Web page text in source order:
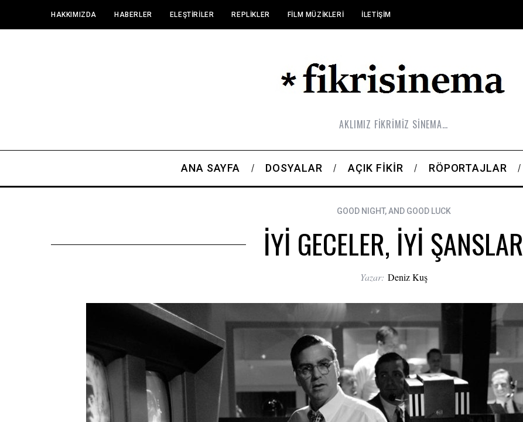
HAKKIMIZDA HABERLER ELEŞTIRILER REPLIKLER FILM MÜZIKLERI İLETIŞIM
AKLIMIZ FİKRİMİZ SİNEMA…
ANA SAYFA DOSYALAR AÇIK FIKIR RÖPORTAJLAR
GOOD NIGHT, AND GOOD LUCK
İYİ GECELER, İYİ ŞANSLAR
Yazar: Deniz Kuş